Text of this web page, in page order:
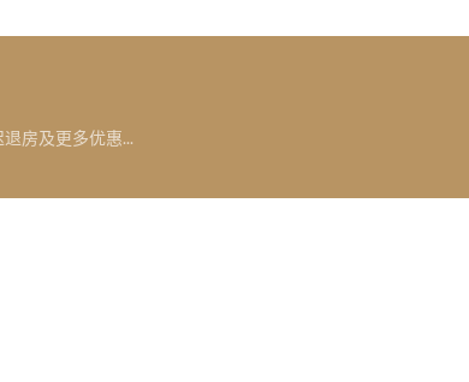
房及更多优惠...